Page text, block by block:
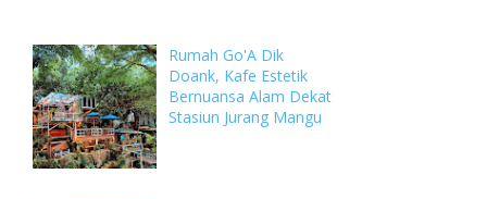
Rumah Go'A Dik
Doank, Kafe Estetik
Bernuansa Alam Dekat
Stasiun Jurang Mangu